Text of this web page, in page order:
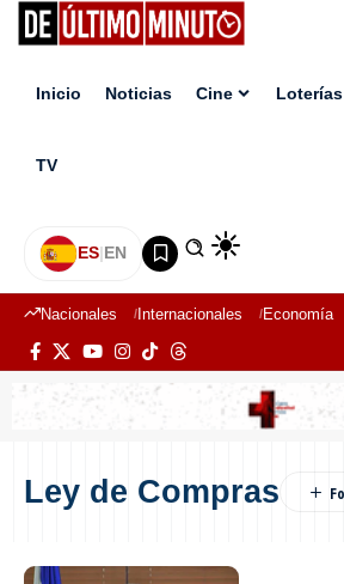
Inicio Noticias Cine Loterías
TV
ES|EN
Nacionales Internacionales Economía
Ley de Compras